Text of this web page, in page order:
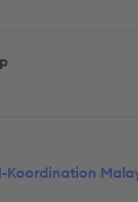
Koordination